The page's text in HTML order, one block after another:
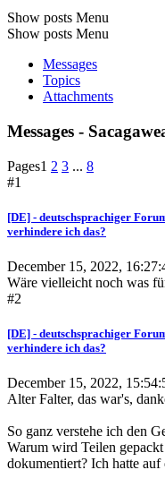
Show posts Menu
Show posts Menu
Messages
Topics
Attachments
Messages -
Pages1 2 3 ... 8
#1
[DE] - deutschsprachiger
verhindere ich das?
December 15, 2022,
Wäre vielleicht noch was
#2
[DE] - deutschsprachiger
verhindere ich das?
December 15, 2022,
Alter Falter, das war's,
So ganz verstehe ich den
Warum wird Teilen
dokumentiert? Ich hatte